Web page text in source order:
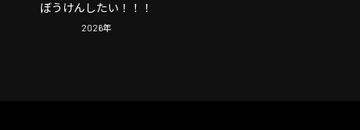
ぼうけんしたい！！！
2026年